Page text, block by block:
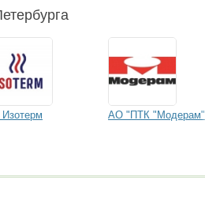
АО "ПТК "Модерам"